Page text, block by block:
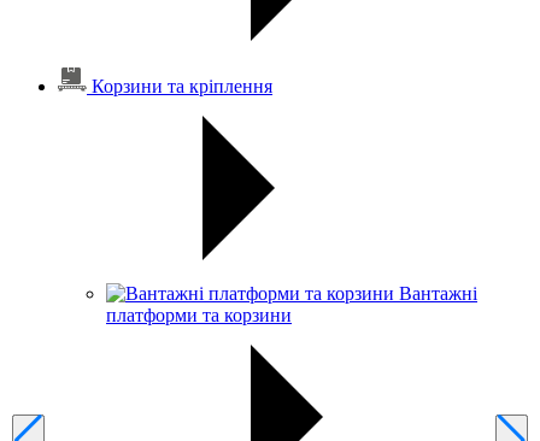
Корзини та кріплення
Вантажні
платформи та корзини